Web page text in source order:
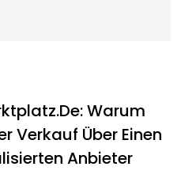
Warum
Verkauf Über Einen
Anbieter